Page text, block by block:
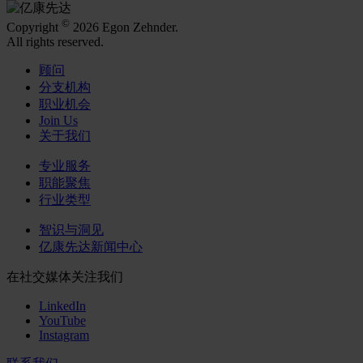
Copyright © 2026 Egon Zehnder.
All rights reserved.
顾问
分支机构
职业机会
Join Us
关于我们
专业服务
职能聚焦
行业类型
智识与洞见
亿康先达新闻中心
在社交媒体关注我们
LinkedIn
YouTube
Instagram